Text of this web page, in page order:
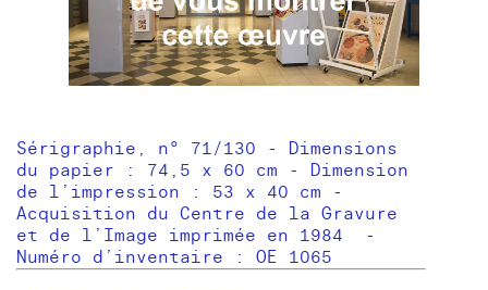
Sérigraphie, n° 71/130 - Dimensions
du papier : 74,5 x 60 cm - Dimension
de l’impression : 53 x 40 cm -
Acquisition du Centre de la Gravure
et de l’Image imprimée en 1984 -
Numéro d’inventaire : OE 1065